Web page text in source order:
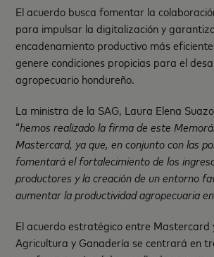
El acuerdo busca fomentar la
para impulsar la digitalización y
encadenamiento productivo más
genere condiciones propicias para el
agropecuario hondureño.
La ministra de la SAG, Laura Elena
“hemos realizado la firma de este
Mastercard, ya que, en conjunto con las
fomentará el fortalecimiento de los
productores y la creación de un entorno
aumentar la productividad agropecuaria
El acuerdo estratégico entre Mastercard
Agricultura y Ganadería se centrará en